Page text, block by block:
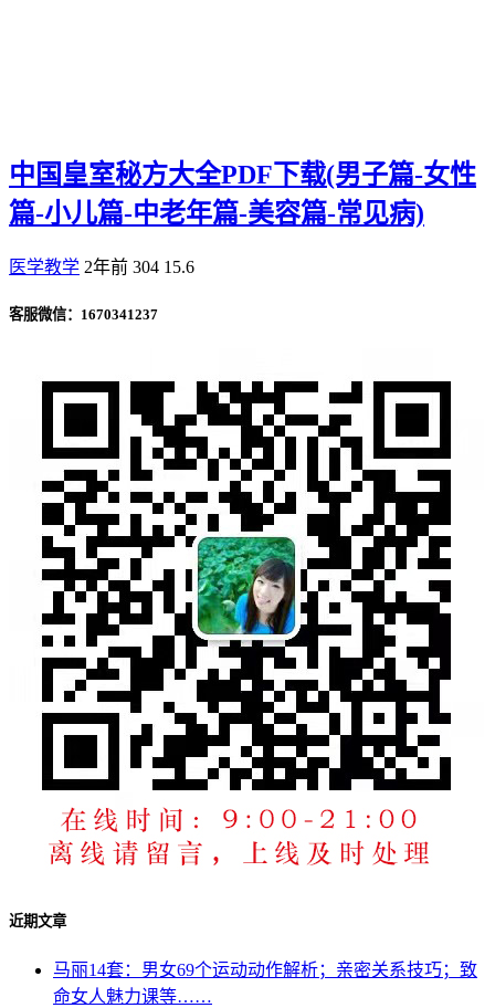
中国皇室秘方大全PDF下载(男子篇-女性
篇-小儿篇-中老年篇-美容篇-常见病)
医学教学 2年前 304 15.6
客服微信：1670341237
近期文章
马丽14套：男女69个运动动作解析；亲密关系技巧；致
命女人魅力课等……